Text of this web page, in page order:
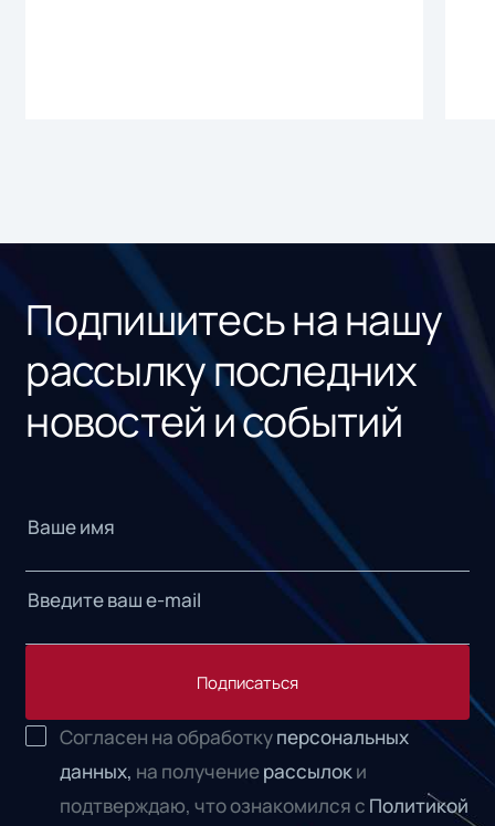
Подпишитесь на нашу
рассылку последних
новостей и событий
Подписаться
Согласен на обработкуперсональных
данных, на получениерассылоки
подтверждаю, что ознакомился с Политикой